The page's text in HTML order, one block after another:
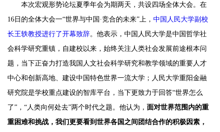
本次宏观形势论坛夏季年会为期两天，共设四场全体大会。在
16日的全体大会一“世界与中国·竞合的未来”上， 中国人民大学副校
长王轶教授进行了开幕致辞。他表示，中国人民大学是中国哲学社
会科学研究重镇，自建校以来，始终关注人类社会发展前途根本问
题，当下正奋力打造我国人文社会科学研究和教学领域的重要人才
中心和创新高地、建设中国特色世界一流大学；人民大学重阳金融
研究院是学校重点建设的智库平台，当下更致力于回答“世界怎么
了”，“人类向何处去”两个时代之题。他认为， 面对世界范围内的重
重困难和挑战，我们更要看到世界各国之间团结合作的积极因素，